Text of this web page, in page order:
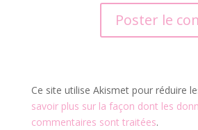
Ce site utilise Akismet pour réduire
savoir plus sur la façon dont les
commentaires sont traitées.